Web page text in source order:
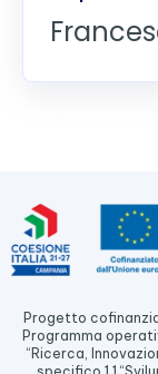
Progetto
Programma
“Ricerca,